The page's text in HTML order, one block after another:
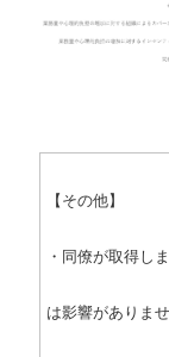
【その他】
・同僚が取得し
は影響がありま